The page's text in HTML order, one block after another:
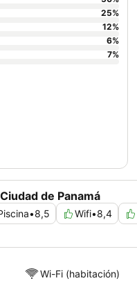
de Panamá
•8,5 Wifi•8,4
25%
12%
6%
7%
Wi-Fi (habitación)